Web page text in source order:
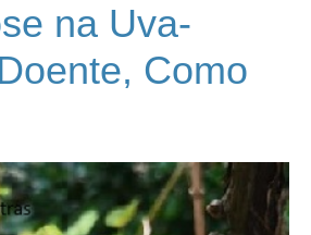
na Uva-
Como